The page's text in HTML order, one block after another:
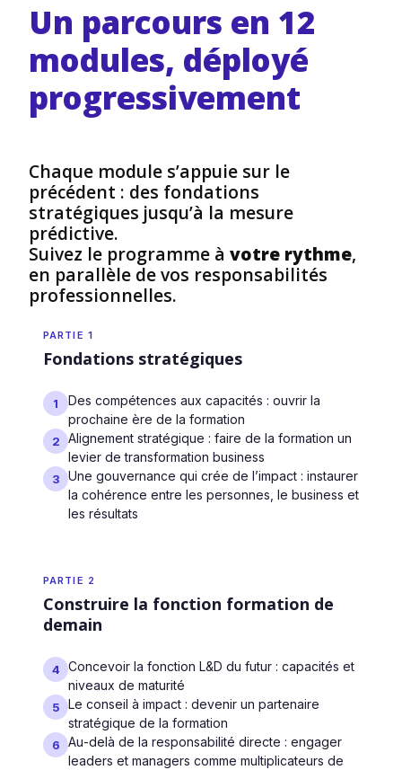
Un parcours en 12
modules, déployé
progressivement
Chaque module s’appuie sur le
précédent : des fondations
stratégiques jusqu’à la mesure
prédictive.
Suivez le programme à votre rythme,
en parallèle de vos responsabilités
professionnelles.
PARTIE 1
Fondations stratégiques
1
Des compétences aux capacités : ouvrir la
prochaine ère de la formation
2
Alignement stratégique : faire de la formation un
levier de transformation business
3
Une gouvernance qui crée de l’impact : instaurer
la cohérence entre les personnes, le business et
les résultats
PARTIE 2
Construire la fonction formation de
demain
4
Concevoir la fonction L&D du futur : capacités et
niveaux de maturité
5
Le conseil à impact : devenir un partenaire
stratégique de la formation
6
Au‑delà de la responsabilité directe : engager
leaders et managers comme multiplicateurs de